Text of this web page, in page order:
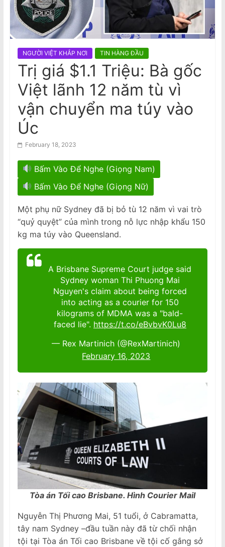
a
m
s
e
N
w
p
p
e
r
nữ gốc Việt, ngáp trong phiên tòa
National Stroke Week: Mẹo đơn giản
giúp giảm nguy cơ bị đột quỵ
NGƯỜI VIỆT KHẮP NƠI TIN HÀNG ĐẦU
Trị giá $1.1 Triệu: Bà gốc
Việt lãnh 12 năm tù vì
vận chuyển ma túy vào
Úc
February 18, 2023
Bấm Vào Để Nghe (Giọng Nam)
Bấm Vào Để Nghe (Giọng Nữ)
Một phụ nữ Sydney đã bị bỏ tù 12 năm vì vai trò
“quỷ quyệt” của mình trong nỗ lực nhập khẩu 150
kg ma túy vào Queensland.
A Brisbane Supreme Court judge said
Sydney woman Thi Phuong Mai
Nguyen's claim about being forced
into acting as a courier for 150
kilograms of MDMA was a "bald-
faced lie". https://t.co/eBvbvK0Lu8
— Rex Martinich (@RexMartinich)
February 16, 2023
Tòa án Tối cao Brisbane. Hình Courier Mail
Nguyễn Thị Phương Mai, 51 tuổi, ở Cabramatta,
tây nam Sydney –đầu tuần này đã từ chối nhận
tội tại Tòa án Tối cao Brisbane về tội cố gắng sở